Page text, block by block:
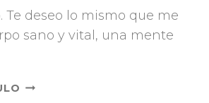
Te deseo lo mismo que me
sano y vital, una mente